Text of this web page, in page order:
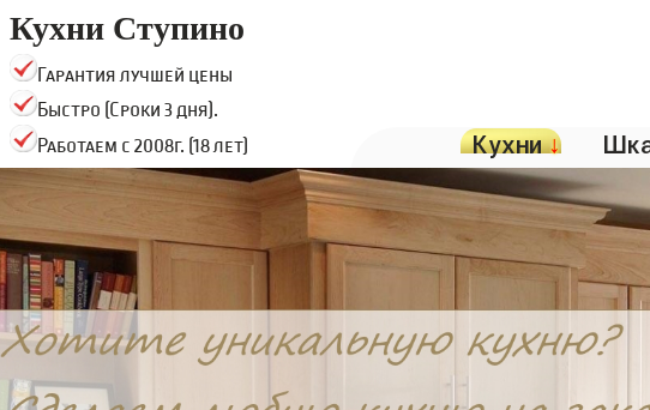
Кухни Ступино
Гарантия лучшей цены
Быстро (Сроки 3 дня).
Работаем с 2008г. (18 лет)
Кухни↓